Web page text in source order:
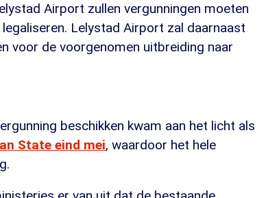
Airport zullen vergunningen moeten
Lelystad Airport zal daarnaast
voor de voorgenomen uitbreiding naar
beschikken kwam aan het licht als
State eind mei, waardoor het hele